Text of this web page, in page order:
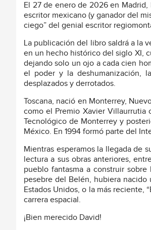
El 27 de enero de 2026 en
escritor mexicano (y ganador del
ciego” del genial escritor
La publicación del libro saldrá a la
en un hecho histórico del siglo XI,
dejando solo un ojo a cada cien
el poder y la deshumanización,
desplazados y derrotados.
Toscana, nació en Monterrey,
como el Premio Xavier Villaurrutia
Tecnológico de Monterrey y
México. En 1994 formó parte del
Mientras esperamos la llegada de
lectura a sus obras anteriores,
pueblo fantasma a construir
pesebre del Belén, hubiera
Estados Unidos, o la más reciente,
carrera espacial.
¡Bien merecido David!